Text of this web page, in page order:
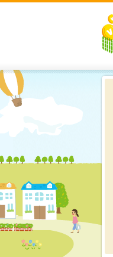
豊富な品揃え～日用品特集～